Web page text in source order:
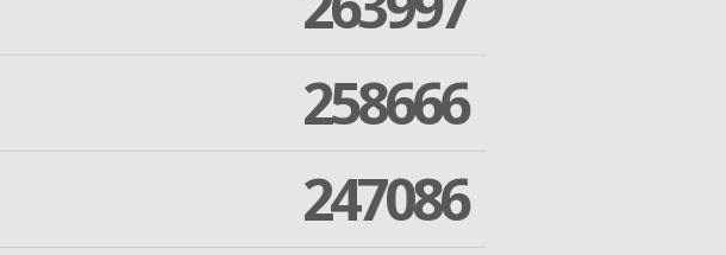
258666
247086